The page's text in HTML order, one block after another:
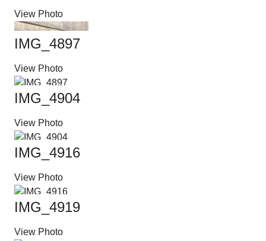
View Photo
IMG_4897
View Photo
IMG_4904
View Photo
IMG_4916
View Photo
IMG_4919
View Photo